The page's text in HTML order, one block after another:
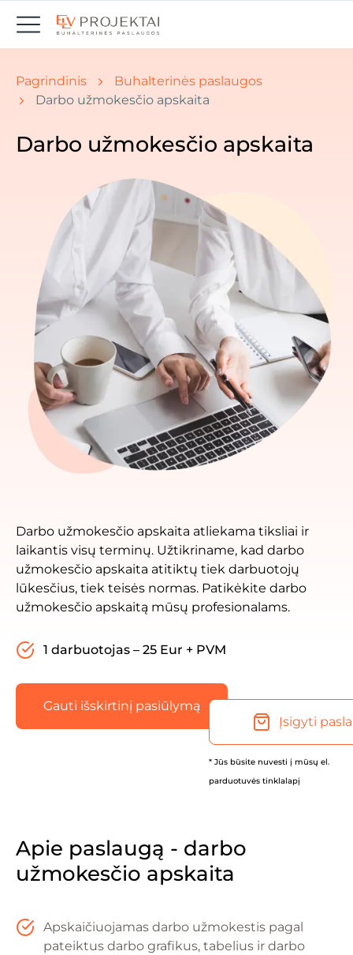
Jūs esate čia: Pradžia " Naujienos
Pagrindinis
Buhalterinės paslaugos
Darbo užmokesčio apskaita
Darbo užmokesčio apskaita
Darbo užmokesčio apskaita atliekama tiksliai ir
laikantis visų terminų. Užtikriname, kad darbo
užmokesčio apskaita atitiktų tiek darbuotojų
lūkesčius, tiek teisės normas. Patikėkite darbo
užmokesčio apskaitą mūsų profesionalams.
1 darbuotojas – 25 Eur + PVM
Gauti išskirtinį pasiūlymą
Įsigyti
* Jūs būsite nuvesti į mūsų el.
parduotuvės tinklalapį
Apie paslaugą - darbo
užmokesčio apskaita
Apskaičiuojamas darbo užmokestis pagal
pateiktus darbo grafikus, tabelius ir darbo